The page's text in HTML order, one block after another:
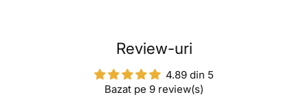
Review-uri
4.89 din 5
Bazat pe 9 review(s)